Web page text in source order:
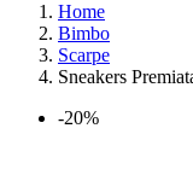
Home
Bimbo
Scarpe
Sneakers
-20%